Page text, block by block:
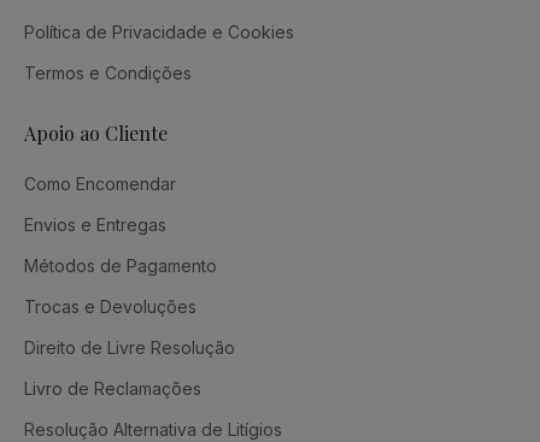
Política de Privacidade e Cookies
Termos e Condições
Apoio ao Cliente
Como Encomendar
Envios e Entregas
Métodos de Pagamento
Trocas e Devoluções
Direito de Livre Resolução
Livro de Reclamações
Resolução Alternativa de Litígios